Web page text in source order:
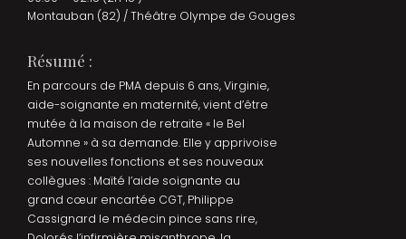
Résumé :
En parcours de PMA depuis 6 ans, Virginie,
aide-soignante en maternité, vient d’être
mutée à la maison de retraite « le Bel
Automne » à sa demande. Elle y apprivoise
ses nouvelles fonctions et ses nouveaux
collègues : Maïté l’aide soignante au
grand cœur encartée CGT, Philippe
Cassignard le médecin pince sans rire,
Montauban (82) / Théâtre Olympe de Gouges